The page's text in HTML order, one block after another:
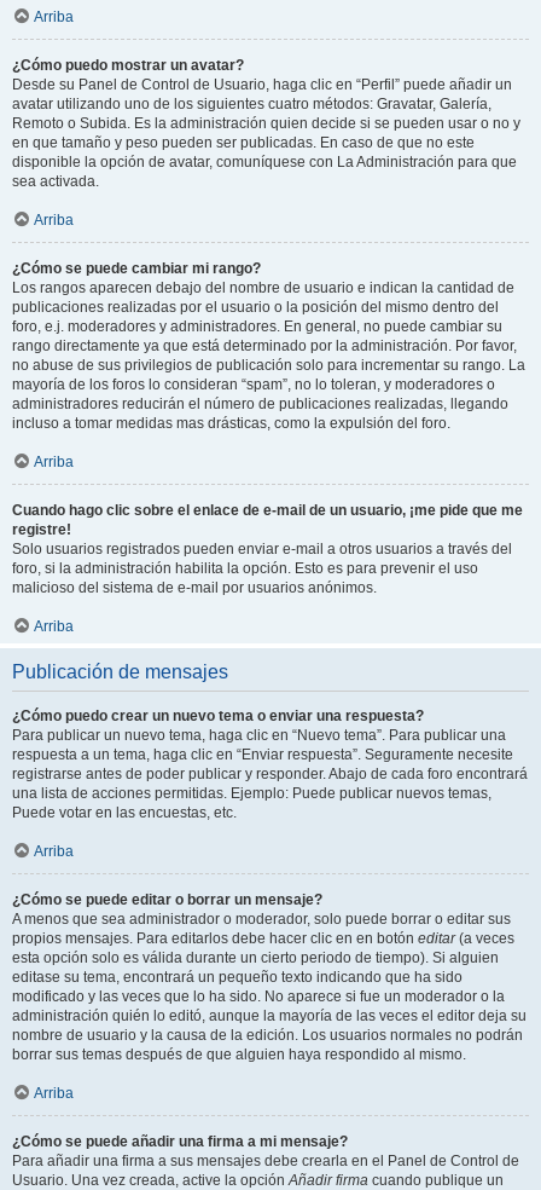
Arriba
¿Cómo puedo mostrar un avatar?
Desde su Panel de Control de Usuario, haga clic en “Perfil” puede añadir un
avatar utilizando uno de los siguientes cuatro métodos: Gravatar, Galería,
Remoto o Subida. Es la administración quien decide si se pueden usar o no y
en que tamaño y peso pueden ser publicadas. En caso de que no este
disponible la opción de avatar, comuníquese con La Administración para que
sea activada.
Arriba
¿Cómo se puede cambiar mi rango?
Los rangos aparecen debajo del nombre de usuario e indican la cantidad de
publicaciones realizadas por el usuario o la posición del mismo dentro del
foro, e.j. moderadores y administradores. En general, no puede cambiar su
rango directamente ya que está determinado por la administración. Por favor,
no abuse de sus privilegios de publicación solo para incrementar su rango. La
mayoría de los foros lo consideran “spam”, no lo toleran, y moderadores o
administradores reducirán el número de publicaciones realizadas, llegando
incluso a tomar medidas mas drásticas, como la expulsión del foro.
Arriba
Cuando hago clic sobre el enlace de e-mail de un usuario, ¡me pide que me
registre!
Solo usuarios registrados pueden enviar e-mail a otros usuarios a través del
foro, si la administración habilita la opción. Esto es para prevenir el uso
malicioso del sistema de e-mail por usuarios anónimos.
Arriba
Publicación de mensajes
¿Cómo puedo crear un nuevo tema o enviar una respuesta?
Para publicar un nuevo tema, haga clic en “Nuevo tema”. Para publicar una
respuesta a un tema, haga clic en “Enviar respuesta”. Seguramente necesite
registrarse antes de poder publicar y responder. Abajo de cada foro encontrará
una lista de acciones permitidas. Ejemplo: Puede publicar nuevos temas,
Puede votar en las encuestas, etc.
Arriba
¿Cómo se puede editar o borrar un mensaje?
A menos que sea administrador o moderador, solo puede borrar o editar sus
propios mensajes. Para editarlos debe hacer clic en en botón editar(a veces
esta opción solo es válida durante un cierto periodo de tiempo). Si alguien
editase su tema, encontrará un pequeño texto indicando que ha sido
modificado y las veces que lo ha sido. No aparece si fue un moderador o la
administración quién lo editó, aunque la mayoría de las veces el editor deja su
nombre de usuario y la causa de la edición. Los usuarios normales no podrán
borrar sus temas después de que alguien haya respondido al mismo.
Arriba
¿Cómo se puede añadir una firma a mi mensaje?
Para añadir una firma a sus mensajes debe crearla en el Panel de Control de
Usuario. Una vez creada, active la opciónAñadir firma cuando publique un